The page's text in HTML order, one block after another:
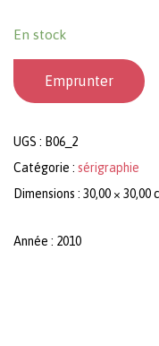
En stock
Emprunter
UGS : B06_2
Catégorie : sérigraphie
Dimensions : 30,00 × 30,00
Année : 2010